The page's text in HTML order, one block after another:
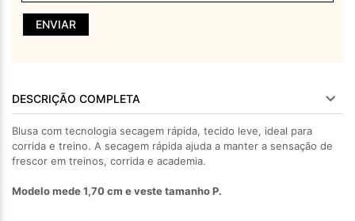
ENVIAR
DESCRIÇÃO COMPLETA
Blusa com tecnologia secagem rápida, tecido leve, ideal para
corrida e treino. A secagem rápida ajuda a manter a sensação de
frescor em treinos, corrida e academia.
Modelo mede 1,70 cm e veste tamanho P.